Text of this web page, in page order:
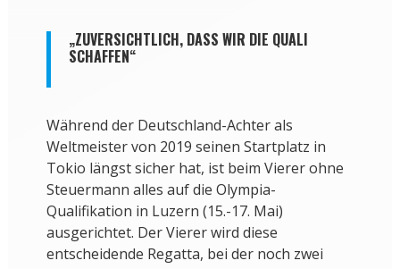
„ZUVERSICHTLICH, DASS WIR DIE QUALI
SCHAFFEN“
Während der Deutschland-Achter als
Weltmeister von 2019 seinen Startplatz in
Tokio längst sicher hat, ist beim Vierer ohne
Steuermann alles auf die Olympia-
Qualifikation in Luzern (15.-17. Mai)
ausgerichtet. Der Vierer wird diese
entscheidende Regatta, bei der noch zwei